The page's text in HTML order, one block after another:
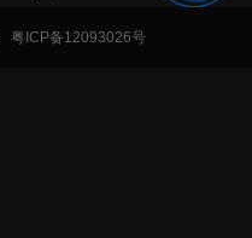
粤ICP备12093026号